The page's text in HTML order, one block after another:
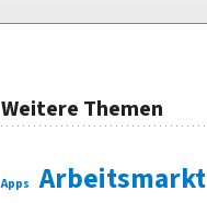
Weitere Themen
Apps Arbeitsmarkt